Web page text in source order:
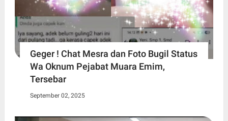
Geger ! Chat Mesra dan Foto Bugil Status
Wa Oknum Pejabat Muara Emim,
Tersebar
September 02, 2025